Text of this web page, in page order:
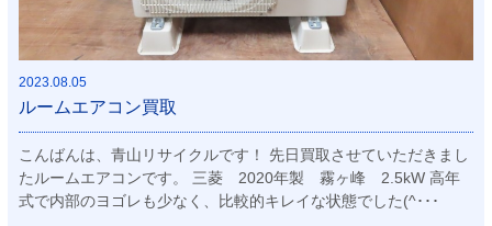
2023.08.05
ルームエアコン買取
こんばんは、青山リサイクルです！ 先日買取させていただきまし
たルームエアコンです。 三菱 2020年製 霧ヶ峰 2.5kW 高年
式で内部のヨゴレも少なく、比較的キレイな状態でした(^･･･